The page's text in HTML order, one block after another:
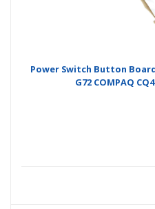
Power Switch Button Board
G72 COMPAQ